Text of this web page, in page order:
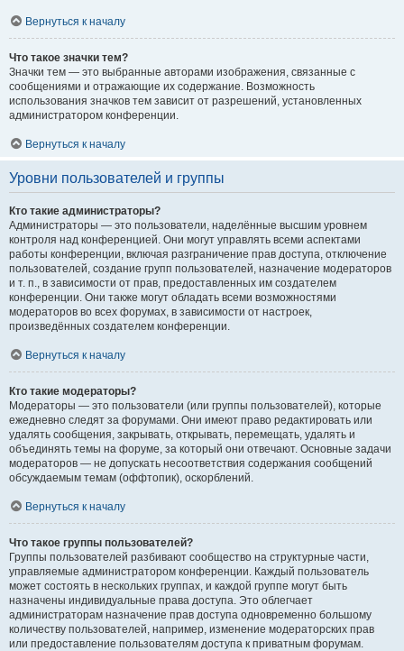
Вернуться к началу
Что такое значки тем?
Значки тем — это выбранные авторами изображения, связанные с
сообщениями и отражающие их содержание. Возможность
использования значков тем зависит от разрешений, установленных
администратором конференции.
Вернуться к началу
Уровни пользователей и группы
Кто такие администраторы?
Администраторы — это пользователи, наделённые высшим уровнем
контроля над конференцией. Они могут управлять всеми аспектами
работы конференции, включая разграничение прав доступа, отключение
пользователей, создание групп пользователей, назначение модераторов
и т. п., в зависимости от прав, предоставленных им создателем
конференции. Они также могут обладать всеми возможностями
модераторов во всех форумах, в зависимости от настроек,
произведённых создателем конференции.
Вернуться к началу
Кто такие модераторы?
Модераторы — это пользователи (или группы пользователей), которые
ежедневно следят за форумами. Они имеют право редактировать или
удалять сообщения, закрывать, открывать, перемещать, удалять и
объединять темы на форуме, за который они отвечают. Основные задачи
модераторов — не допускать несоответствия содержания сообщений
обсуждаемым темам (оффтопик), оскорблений.
Вернуться к началу
Что такое группы пользователей?
Группы пользователей разбивают сообщество на структурные части,
управляемые администратором конференции. Каждый пользователь
может состоять в нескольких группах, и каждой группе могут быть
назначены индивидуальные права доступа. Это облегчает
администраторам назначение прав доступа одновременно большому
количеству пользователей, например, изменение модераторских прав
или предоставление пользователям доступа к приватным форумам.